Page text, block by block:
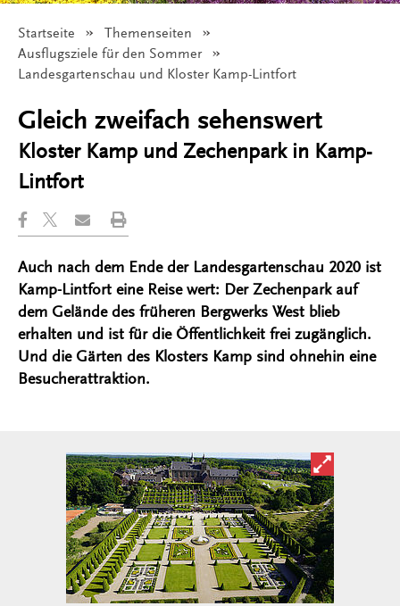
Startseite
Themenseiten
Ausflugsziele für den Sommer
Angezeigt:
Landesgartenschau und Kloster Kamp-Lintfort
Gleich zweifach sehenswert
Kloster Kamp und Zechenpark in Kamp-
Lintfort
Auch nach dem Ende der Landesgartenschau 2020 ist
Kamp-Lintfort eine Reise wert: Der Zechenpark auf
dem Gelände des früheren Bergwerks West blieb
erhalten und ist für die Öffentlichkeit frei zugänglich.
Und die Gärten des Klosters Kamp sind ohnehin eine
Besucherattraktion.
Bild in